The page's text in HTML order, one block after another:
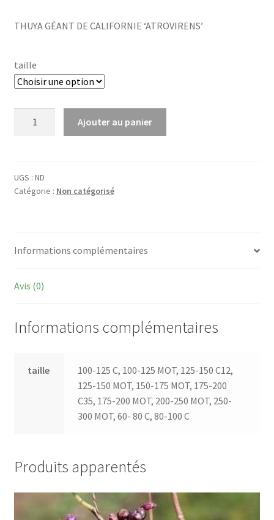
€7,79
€151,83
THUYA GÉANT DE CALIFORNIE ‘ATROVIRENS’
taille
'Atrovirens'
Ajouter au panier
UGS : ND
Catégorie : Non catégorisé
Informations complémentaires
Avis (0)
Informations complémentaires
taille
100-125 C, 100-125 MOT, 125-150 C12,
125-150 MOT, 150-175 MOT, 175-200
C35, 175-200 MOT, 200-250 MOT, 250-
300 MOT, 60- 80 C, 80-100 C
Produits apparentés